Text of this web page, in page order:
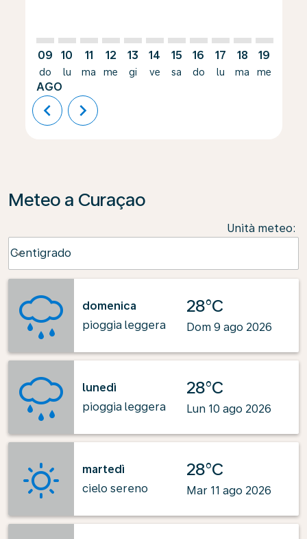
09
do
AGO
10
lu
11
ma
12
me
13
gi
14
ve
15
sa
16
do
17
lu
18
ma
19
me
chevron_left chevron_right
Meteo a Curaçao
Unità meteo:
Centigrado
keyboard_arrow_down
domenica
pioggia leggera
28°C
Dom 9 ago 2026
lunedì
pioggia leggera
28°C
Lun 10 ago 2026
martedì
cielo sereno
28°C
Mar 11 ago 2026